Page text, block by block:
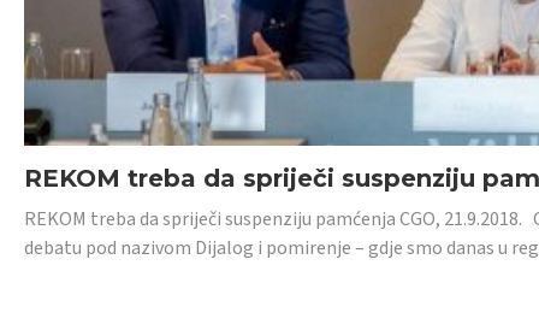
REKOM treba da spriječi suspenziju
REKOM treba da spriječi suspenziju pamćenja CGO,
debatu pod nazivom Dijalog i pomirenje – gdje smo danas u